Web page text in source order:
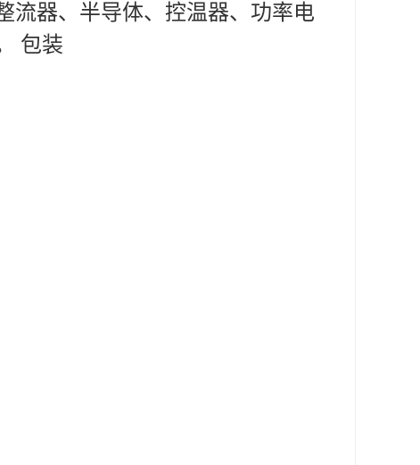
流器、半导体、控温器、功率电
包装